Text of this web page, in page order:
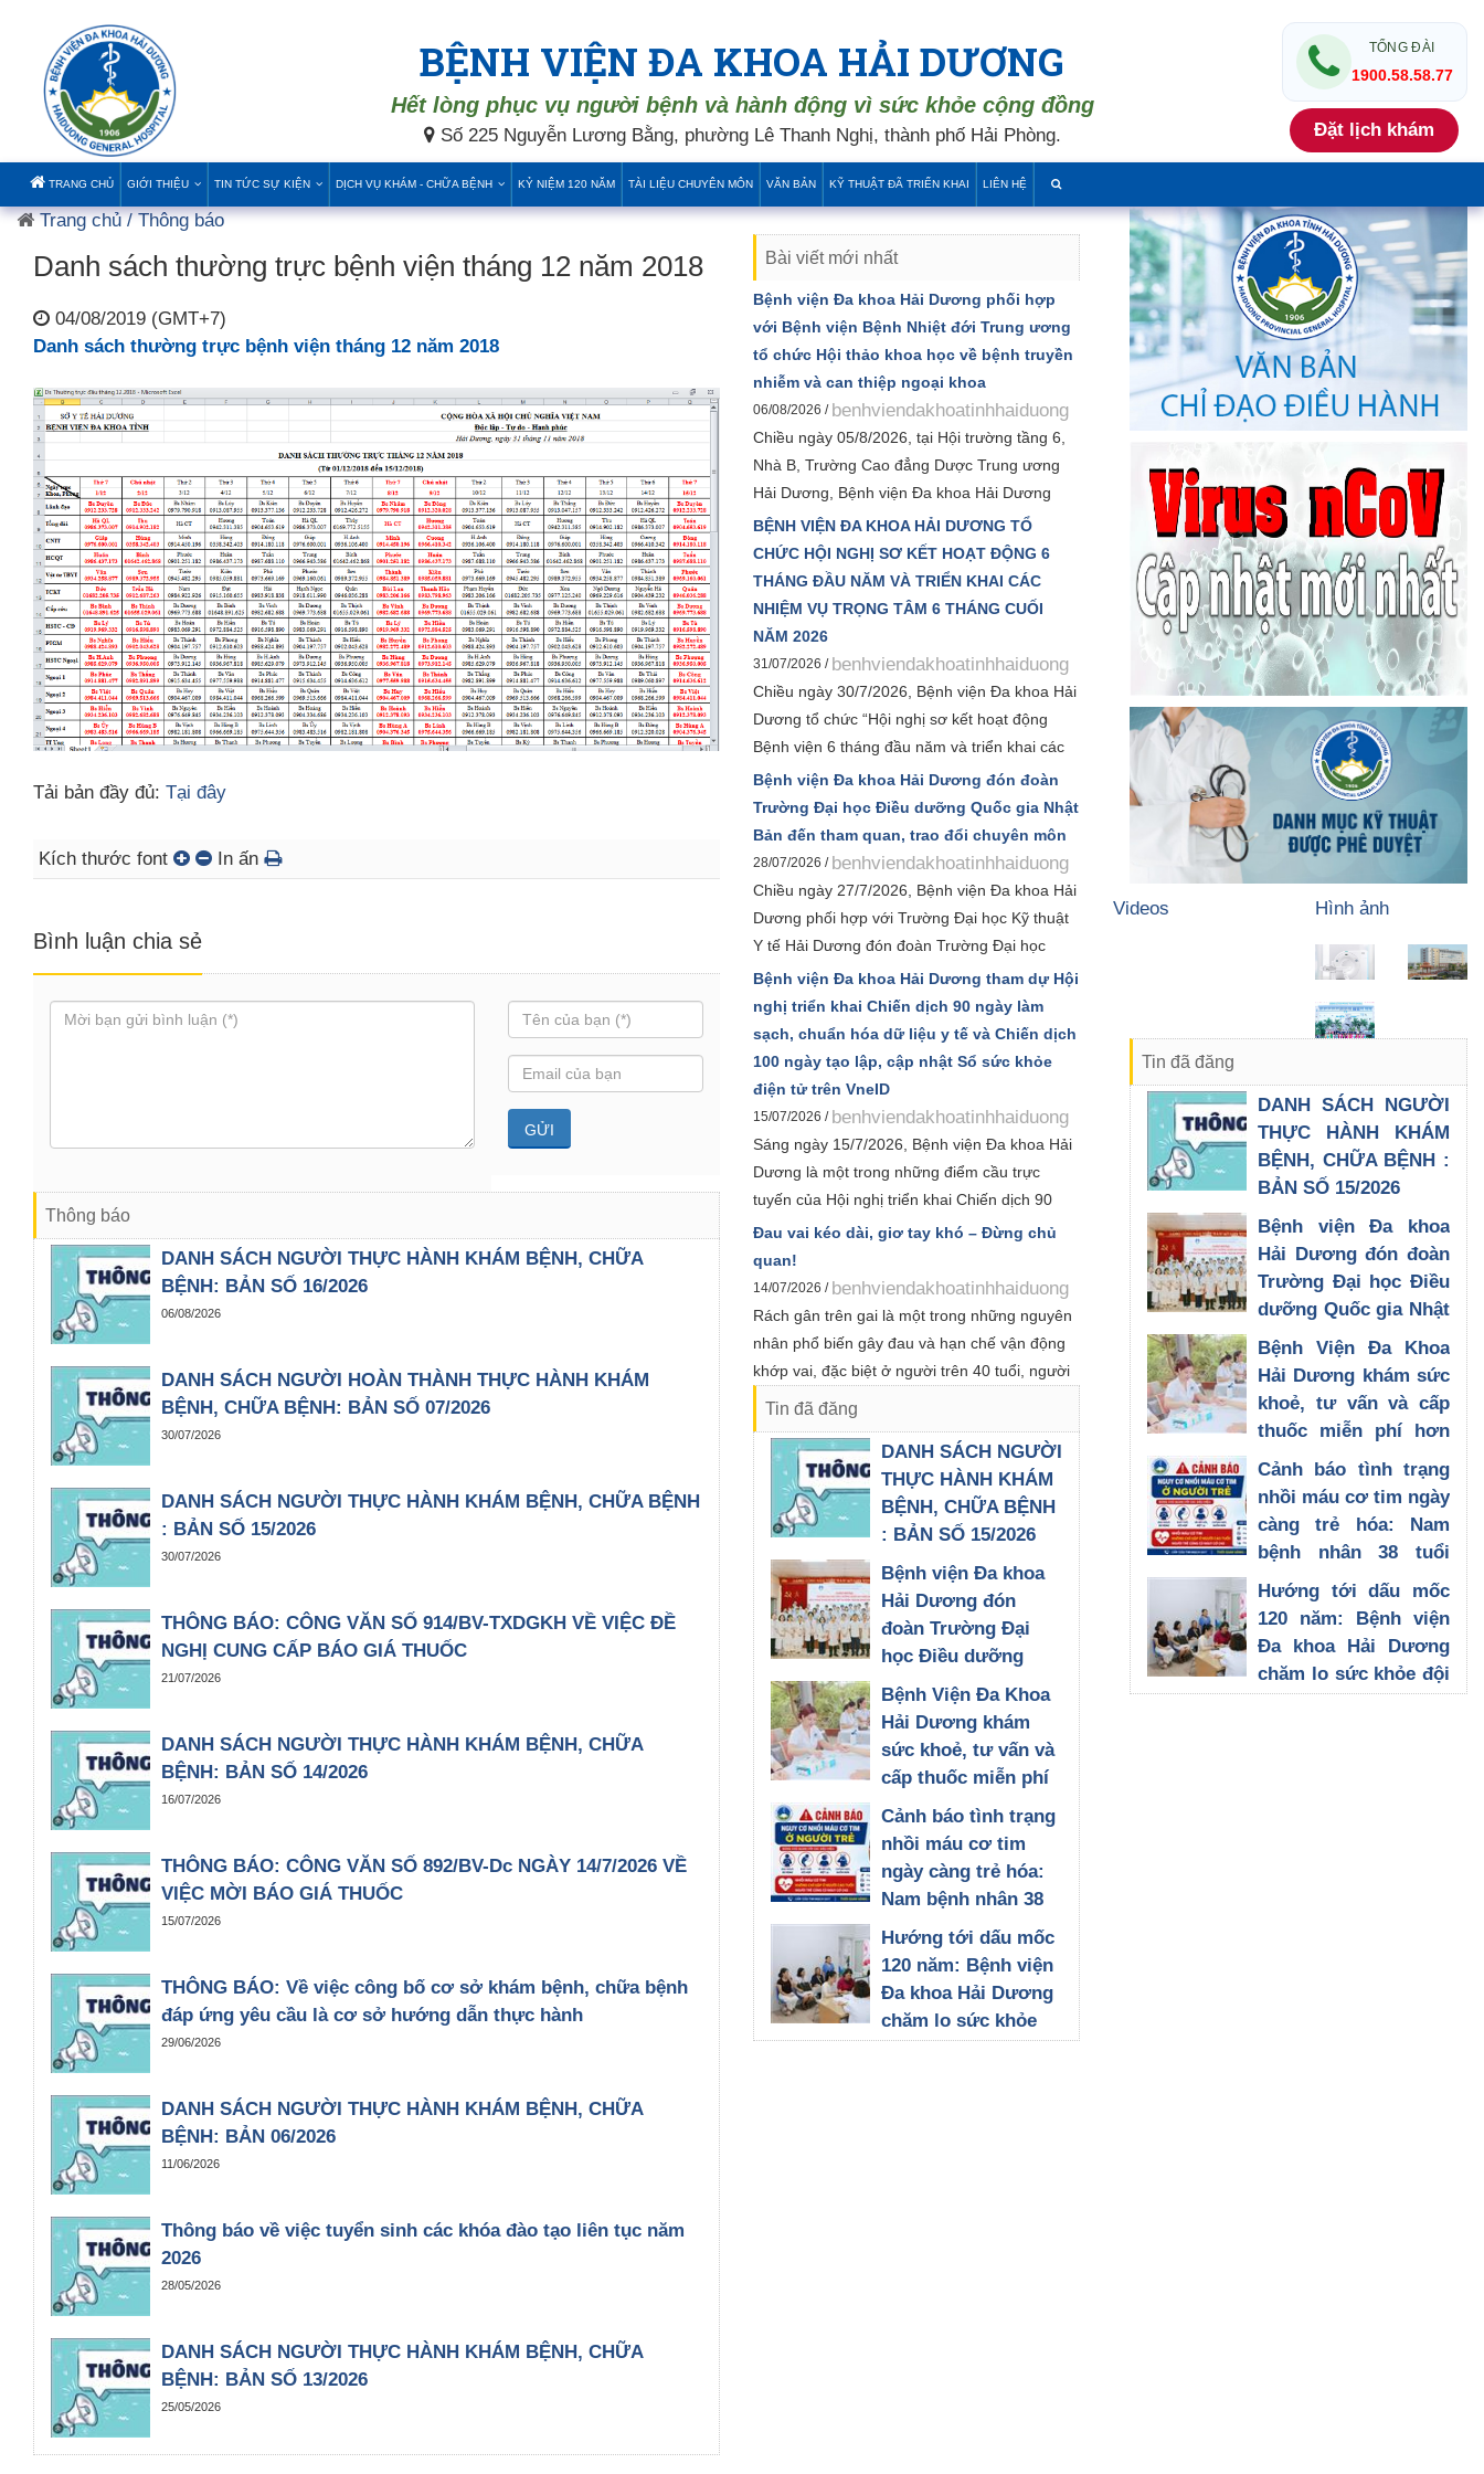
BỆNH VIỆN ĐA KHOA HẢI DƯƠNG
Hết lòng phục vụ người bệnh và hành động vì sức khỏe cộng đồng
Số 225 Nguyễn Lương Bằng, phường Lê Thanh Nghị, thành phố Hải Phòng.
TỔNG ĐÀI
1900.58.58.77
Đặt lịch khám
TRANG CHỦ GIỚI THIỆU TIN TỨC SỰ KIỆN DỊCH VỤ KHÁM - CHỮA BỆNH KỶ NIỆM 120 NĂM TÀI LIỆU CHUYÊN MÔN VĂN BẢN KỸ THUẬT ĐÃ TRIỂN KHAI LIÊN HỆ
Trang chủ/ Thông báo
Danh sách thường trực bệnh viện tháng 12 năm 2018
04/08/2019 (GMT+7)
Danh sách thường trực bệnh viện tháng 12 năm 2018
Tải bản đầy đủ: Tại đây
Kích thước font In ấn
Bình luận chia sẻ
Thông báo
DANH SÁCH NGƯỜI THỰC HÀNH KHÁM BỆNH, CHỮA
BỆNH: BẢN SỐ 16/2026
06/08/2026
DANH SÁCH NGƯỜI HOÀN THÀNH THỰC HÀNH KHÁM
BỆNH, CHỮA BỆNH: BẢN SỐ 07/2026
30/07/2026
DANH SÁCH NGƯỜI THỰC HÀNH KHÁM BỆNH, CHỮA BỆNH
: BẢN SỐ 15/2026
30/07/2026
THÔNG BÁO: CÔNG VĂN SỐ 914/BV-TXDGKH VỀ VIỆC ĐỀ
NGHỊ CUNG CẤP BÁO GIÁ THUỐC
21/07/2026
DANH SÁCH NGƯỜI THỰC HÀNH KHÁM BỆNH, CHỮA
BỆNH: BẢN SỐ 14/2026
16/07/2026
THÔNG BÁO: CÔNG VĂN SỐ 892/BV-Dc NGÀY 14/7/2026 VỀ
VIỆC MỜI BÁO GIÁ THUỐC
15/07/2026
THÔNG BÁO: Về việc công bố cơ sở khám bệnh, chữa bệnh
đáp ứng yêu cầu là cơ sở hướng dẫn thực hành
29/06/2026
DANH SÁCH NGƯỜI THỰC HÀNH KHÁM BỆNH, CHỮA
BỆNH: BẢN 06/2026
11/06/2026
Thông báo về việc tuyển sinh các khóa đào tạo liên tục năm
2026
28/05/2026
DANH SÁCH NGƯỜI THỰC HÀNH KHÁM BỆNH, CHỮA
BỆNH: BẢN SỐ 13/2026
25/05/2026
Bài viết mới nhất
Bệnh viện Đa khoa Hải Dương phối hợp
với Bệnh viện Bệnh Nhiệt đới Trung ương
tổ chức Hội thảo khoa học về bệnh truyền
nhiễm và can thiệp ngoại khoa
06/08/2026 / benhviendakhoatinhhaiduong
Chiều ngày 05/8/2026, tại Hội trường tầng 6,
Nhà B, Trường Cao đẳng Dược Trung ương
Hải Dương, Bệnh viện Đa khoa Hải Dương
phối hợp với Bệnh viện Bệnh Nhiệt đới Trung
ương tổ chức Hội thảo khoa học chuyên đề
“Bệnh truyền nhiễm và can thiệp ngoại khoa”.
Đây là hoạt động chuyên môn có ý nghĩa thiết
thực, hướng tới kỷ niệm 120 năm thành lập
Bệnh viện Đa khoa Hải Dương và Hội nghị
khoa học toàn quốc về bệnh truyền nhiễm và
can thiệp năm 2026.
BỆNH VIỆN ĐA KHOA HẢI DƯƠNG TỔ
CHỨC HỘI NGHỊ SƠ KẾT HOẠT ĐỘNG 6
THÁNG ĐẦU NĂM VÀ TRIỂN KHAI CÁC
NHIỆM VỤ TRỌNG TÂM 6 THÁNG CUỐI
NĂM 2026
31/07/2026 / benhviendakhoatinhhaiduong
Chiều ngày 30/7/2026, Bệnh viện Đa khoa Hải
Dương tổ chức “Hội nghị sơ kết hoạt động
Bệnh viện 6 tháng đầu năm và triển khai các
nhiệm vụ trọng tâm 6 tháng cuối năm 2026”
nhằm đánh giá toàn diện kết quả thực hiện
nhiệm vụ trong 6 tháng đầu năm, đồng thời
xác định các giải pháp trọng tâm để hoàn
thành và phấn đấu hoàn thành vượt mức các
chỉ tiêu kế hoạch năm 2026.
Bệnh viện Đa khoa Hải Dương đón đoàn
Trường Đại học Điều dưỡng Quốc gia Nhật
Bản đến tham quan, trao đổi chuyên môn
28/07/2026 / benhviendakhoatinhhaiduong
Chiều ngày 27/7/2026, Bệnh viện Đa khoa Hải
Dương phối hợp với Trường Đại học Kỹ thuật
Y tế Hải Dương đón đoàn Trường Đại học
Điều dưỡng Quốc gia Nhật Bản do Giáo sư
Kyoko Sudo làm Trưởng đoàn cùng các giảng
viên, sinh viên đến tham quan, trao đổi chuyên
môn về công tác điều dưỡng và chăm sóc
người bệnh.
Bệnh viện Đa khoa Hải Dương tham dự Hội
nghị triển khai Chiến dịch 90 ngày làm
sạch, chuẩn hóa dữ liệu y tế và Chiến dịch
100 ngày tạo lập, cập nhật Sổ sức khỏe
điện tử trên VneID
15/07/2026 / benhviendakhoatinhhaiduong
Sáng ngày 15/7/2026, Bệnh viện Đa khoa Hải
Dương là một trong những điểm cầu trực
tuyến của Hội nghị triển khai Chiến dịch 90
ngày làm sạch, làm giàu, chuẩn hóa dữ liệu
của 12 cơ sở dữ liệu chuyên ngành y tế và
Chiến dịch 100 ngày tạo lập, cập nhật Sổ sức
khỏe điện tử trên ứng dụng VNeID, do Bộ Y tế
tổ chức và được Sở Y tế Hải Phòng triển khai
đến các đơn vị trong toàn ngành. Hội nghị
phương trên cả nước.
Đau vai kéo dài, giơ tay khó – Đừng chủ
quan!
14/07/2026 / benhviendakhoatinhhaiduong
Rách gân trên gai là một trong những nguyên
nhân phổ biến gây đau và hạn chế vận động
khớp vai, đặc biệt ở người trên 40 tuổi, người
lao động nặng hoặc chơi thể thao.
Tin đã đăng
DANH SÁCH NGƯỜI
THỰC HÀNH KHÁM
BỆNH, CHỮA BỆNH
: BẢN SỐ 15/2026
Bệnh viện Đa khoa
Hải Dương đón
đoàn Trường Đại
học Điều dưỡng
Quốc gia Nhật Bản
đến tham quan, trao
đổi chuyên môn
Bệnh Viện Đa Khoa
Hải Dương khám
sức khoẻ, tư vấn và
cấp thuốc miễn phí
hơn 200 đối tượng
chính sách, người
có công tại Xã Hà
Đông Thành Phố Hải
27/07/2026
Cảnh báo tình trạng
nhồi máu cơ tim
ngày càng trẻ hóa:
Nam bệnh nhân 38
tuổi được can thiệp
kịp thời tại Bệnh
viện Đa khoa Hải
Dương
Hướng tới dấu mốc
120 năm: Bệnh viện
Đa khoa Hải Dương
chăm lo sức khỏe
đội ngũ cán bộ nhân
Videos Hình ảnh
Trang thiết bị
CBCNV
Tin đã đăng
DANH SÁCH NGƯỜI
THỰC HÀNH KHÁM
BỆNH, CHỮA BỆNH :
BẢN SỐ 15/2026
Bệnh viện Đa khoa
Hải Dương đón đoàn
Trường Đại học Điều
dưỡng Quốc gia Nhật
Bản đến tham quan,
trao đổi chuyên môn
Bệnh Viện Đa Khoa
Hải Dương khám sức
khoẻ, tư vấn và cấp
thuốc miễn phí hơn
200 đối tượng chính
sách, người có công
tại Xã Hà Đông Thành
Phố Hải Phòng
Cảnh báo tình trạng
nhồi máu cơ tim ngày
càng trẻ hóa: Nam
bệnh nhân 38 tuổi
được can thiệp kịp
thời tại Bệnh viện Đa
khoa Hải Dương
Hướng tới dấu mốc
120 năm: Bệnh viện
Đa khoa Hải Dương
chăm lo sức khỏe đội
ngũ cán bộ nhân